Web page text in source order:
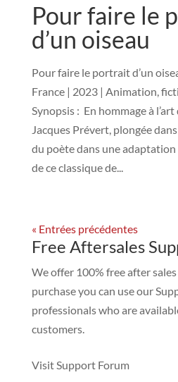
Pour faire le
d’un oiseau
Pour faire le portrait d’un
France | 2023 | Animation,
Synopsis : En hommage à
Jacques Prévert, plongée
du poète dans une
de ce classique de...
« Entrées précédentes
Free Aftersales
We offer 100% free after
purchase you can use our
professionals who are
customers.
Visit Support Forum